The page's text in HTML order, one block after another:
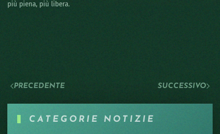
più piena, più libera.
PRECEDENTE SUCCESSIVO
CATEGORIE NOTIZIE